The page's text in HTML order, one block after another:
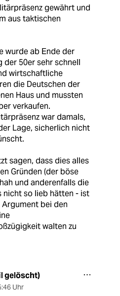
gewährt und
aus taktischen
wurde ab Ende der
der 50er sehr schnell
wirtschaftliche
die Deutschen der
Haus und mussten
verkaufen.
war damals,
Lage, sicherlich nicht
sagen, dass dies alles
Gründen (der böse
und anderenfalls die
nicht so lieb hätten - ist
bei den
walten zu
gelöscht)
Uhr